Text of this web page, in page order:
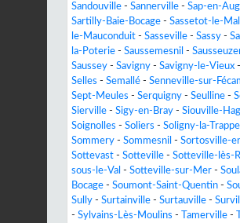
Sandouville - Sannerville - Sap-en-
Sartilly-Baie-Bocage - Sassetot-le-
le-Mauconduit - Sasseville - Sassy -
la-Poterie - Saussemesnil -
Saussey - Savigny - Savigny-le-Vieux -
Selles - Semallé - Senneville-sur-
Sept-Meules - Serquigny - Seulline -
Sierville - Sigy-en-Bray - Siouville-
Soignolles - Soliers - Soligny-la-Trappe
Sommery - Sommesnil - Sortosville-
Sottevast - Sotteville - Sotteville-lès-
sous-le-Val - Sotteville-sur-Mer -
Bocage - Soumont-Saint-Quentin -
Sully - Surtainville - Surtauville -
- Sylvains-Lès-Moulins - Tamerville -